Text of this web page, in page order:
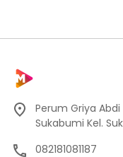
Perum Griya Abdi
Sukabumi Kel.
082181081187